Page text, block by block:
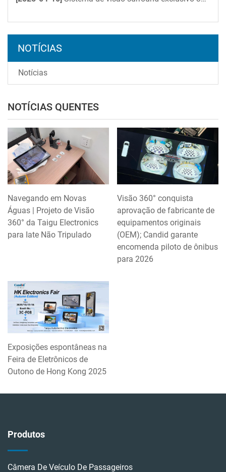
NOTÍCIAS
Notícias
NOTÍCIAS QUENTES
Navegando em Novas
Águas | Projeto de Visão
360° da Taigu Electronics
para Iate Não Tripulado
Visão 360° conquista
aprovação de fabricante de
equipamentos originais
(OEM); Candid garante
encomenda piloto de ônibus
para 2026
Exposições espontâneas na
Feira de Eletrônicos de
Outono de Hong Kong 2025
Produtos
Câmera De Veículo De Passageiros